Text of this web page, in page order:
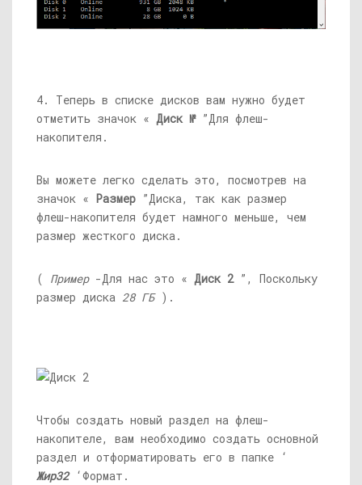
4. Теперь в списке дисков вам нужно будет
отметить значок « Диск №”Для флеш-
накопителя.
Вы можете легко сделать это, посмотрев на
значок « Размер ”Диска, так как размер
флеш-накопителя будет намного меньше, чем
размер жесткого диска.
( Пример-Для нас это « Диск 2”, Поскольку
размер диска 28 ГБ).
Чтобы создать новый раздел на флеш-
накопителе, вам необходимо создать основной
раздел и отформатировать его в папке ‘
Жир32 ‘Формат.